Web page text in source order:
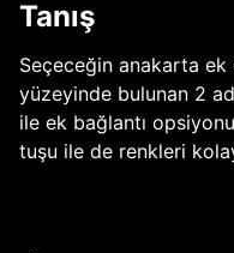
Tanış
Seçeceğin anakarta
yüzeyinde bulunan 2
ile ek bağlantı
tuşu ile de renkleri